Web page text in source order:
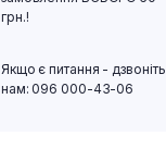
грн.!
Якщо є питання - дзвоніть
нам: 096 000-43-06